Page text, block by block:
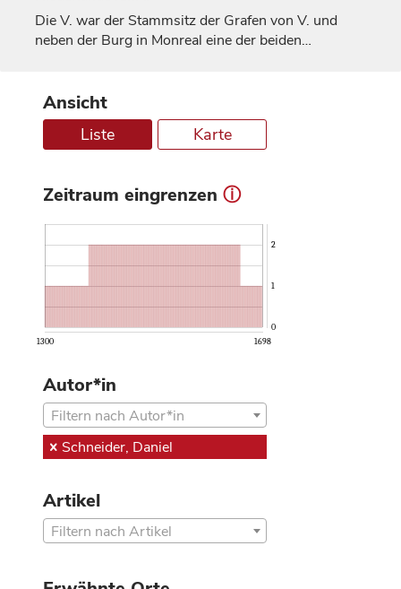
Die V. war der Stammsitz der Grafen von V. und
neben der Burg in Monreal eine der beiden…
Ansicht
Liste Karte
Zeitraum eingrenzen ⓘ
1300 1698
0
1
2
Autor*in
Filtern nach Autor*in
Schneider, Daniel
Artikel
Filtern nach Artikel